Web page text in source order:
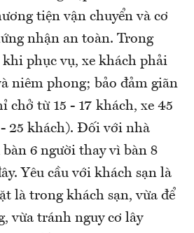
tiện vận chuyển và cơ
nhận an toàn. Trong
phục vụ, xe khách phải
niêm phong; bảo đảm giãn
chở từ 15 - 17 khách, xe 45
25 khách). Đối với nhà
6 người thay vì bàn 8
Yêu cầu với khách sạn là
là trong khách sạn, vừa để
vừa tránh nguy cơ lây